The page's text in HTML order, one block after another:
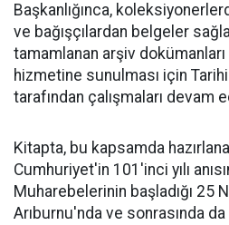
Başkanlığınca,
ve bağışçılardan belgeler
tamamlanan arşiv dokümanları
hizmetine sunulması için Tarihi
tarafından çalışmaları devam
Kitapta, bu kapsamda
Cumhuriyet'in 101'inci yılı
Muharebelerinin başladığı 25
Arıburnu'nda ve sonrasında